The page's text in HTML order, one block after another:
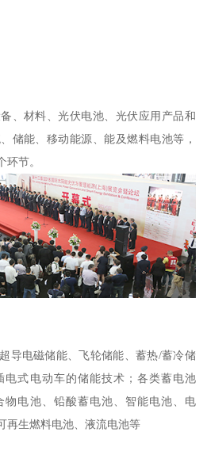
、材料、光伏电池、光伏应用产品和
储能、移动能源、能及燃料电池等，
节。
导电磁储能、飞轮储能、蓄热/蓄冷储
电式电动车的储能技术；各类蓄电池
物电池、铅酸蓄电池、智能电池、电
再生燃料电池、液流电池等